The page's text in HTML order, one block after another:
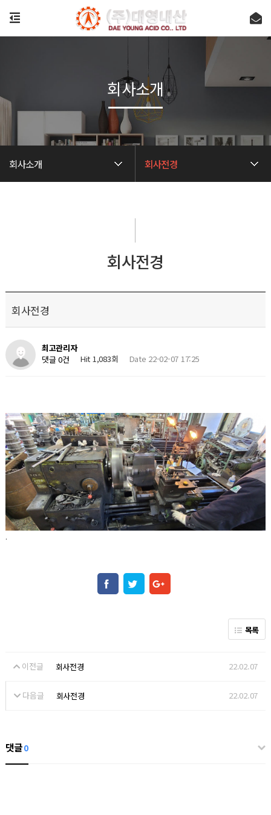
회사소개 회사전경
회사소개
회사전경
회사전경
최고관리자
댓글 0건
Hit 1,083회 Date 22-02-07 17:25
.
목록
이전글 회사전경 22.02.07
다음글 회사전경 22.02.07
댓글0